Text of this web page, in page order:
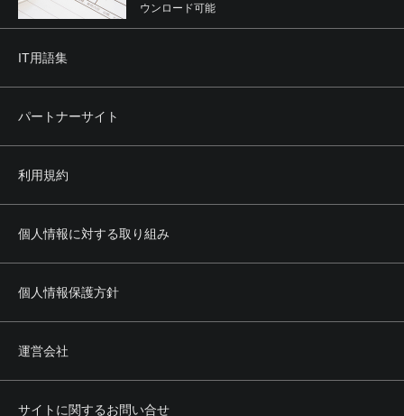
ウンロード可能
IT用語集
パートナーサイト
利用規約
個人情報に対する取り組み
個人情報保護方針
運営会社
サイトに関するお問い合せ